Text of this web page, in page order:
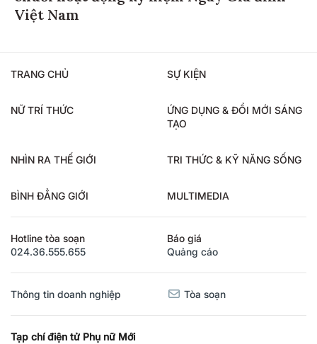
Việt Nam
TRANG CHỦ SỰ KIỆN
NỮ TRÍ THỨC
ỨNG DỤNG & ĐỔI MỚI SÁNG
TẠO
NHÌN RA THẾ GIỚI TRI THỨC & KỸ NĂNG SỐNG
BÌNH ĐẲNG GIỚI MULTIMEDIA
Hotline tòa soạn
024.36.555.655
Báo giá
Quảng cáo
Thông tin doanh nghiệp Tòa soạn
Tạp chí điện tử Phụ nữ Mới